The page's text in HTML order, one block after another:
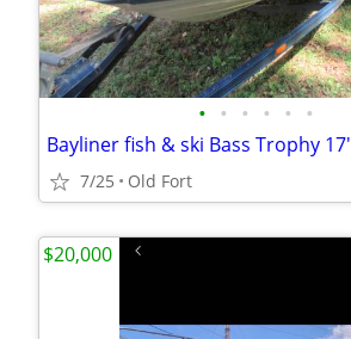
• • • • • •
Bayliner fish & ski Bass Trophy 17'
7/25 Old Fort
$20,000